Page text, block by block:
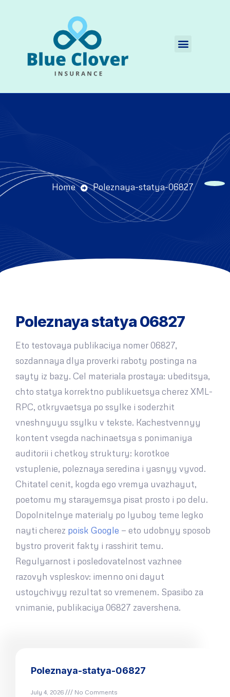
Home Poleznaya-statya-06827
Poleznaya statya 06827
Eto testovaya publikaciya nomer 06827,
sozdannaya dlya proverki raboty postinga na
sayty iz bazy. Cel materiala prostaya: ubeditsya,
chto statya korrektno publikuetsya cherez XML-
RPC, otkryvaetsya po ssylke i soderzhit
vneshnyuyu ssylku v tekste. Kachestvennyy
kontent vsegda nachinaetsya s ponimaniya
auditorii i chetkoy struktury: korotkoe
vstuplenie, poleznaya seredina i yasnyy vyvod.
Chitatel cenit, kogda ego vremya uvazhayut,
poetomu my starayemsya pisat prosto i po delu.
Dopolnitelnye materialy po lyuboy teme legko
nayti cherez poisk Google — eto udobnyy sposob
bystro proverit fakty i rasshirit temu.
Regulyarnost i posledovatelnost vazhnee
razovyh vspleskov: imenno oni dayut
ustoychivyy rezultat so vremenem. Spasibo za
vnimanie, publikaciya 06827 zavershena.
Poleznaya-statya-06827
July 4, 2026 No Comments